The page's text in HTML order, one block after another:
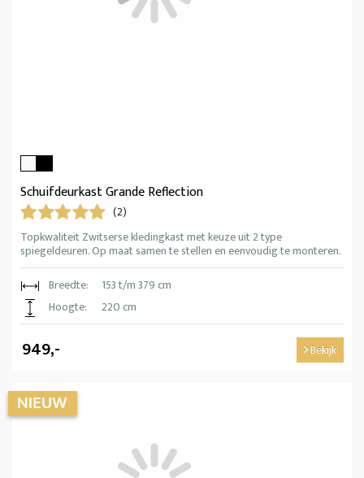
Schuifdeurkast Grande Reflection
(2)
Topkwaliteit Zwitserse kledingkast met keuze uit 2 type
spiegeldeuren. Op maat samen te stellen en eenvoudig te monteren.
Breedte:
153 t/m 379 cm
Hoogte:
220 cm
949,- Bekijk